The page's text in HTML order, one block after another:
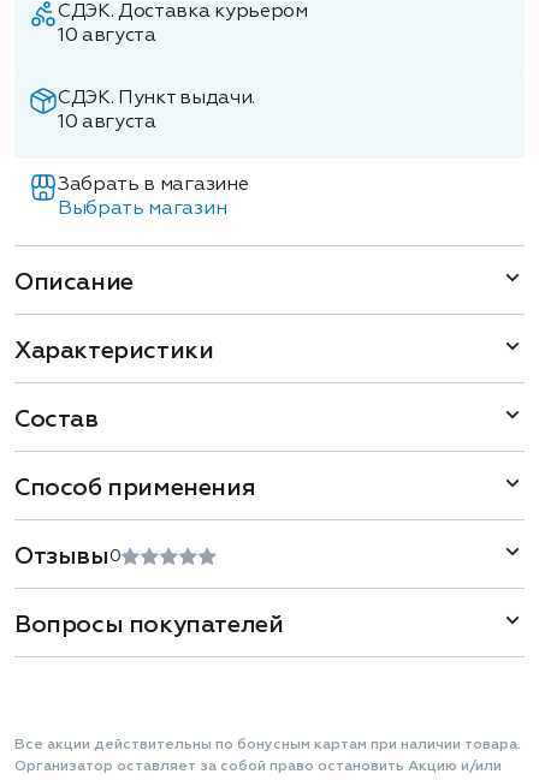
СДЭК. Доставка курьером
10 августа
СДЭК. Пункт выдачи.
10 августа
Забрать в магазине
Выбрать магазин
Описание
Характеристики
Состав
Способ применения
Отзывы 0
Вопросы покупателей
Все акции действительны по бонусным картам при наличии товара.
Организатор оставляет за собой право остановить Акцию и/или